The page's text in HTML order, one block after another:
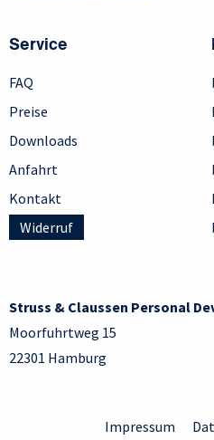
Service
FAQ
Preise
Downloads
Anfahrt
Kontakt
Widerruf
Struss & Claussen Personal
Moorfuhrtweg 15
22301 Hamburg
Impressum